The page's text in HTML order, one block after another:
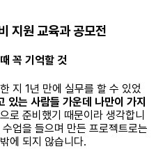
지원 교육과 공모전
꼭 기억할 것
지 1년 만에 실무를 할 수 있었
있는 사람들 가운데 나만이 가지
로 준비했기 때문이라 생각합니
업을 들으며 만든 프로젝트로는
에 되지 않습니다.